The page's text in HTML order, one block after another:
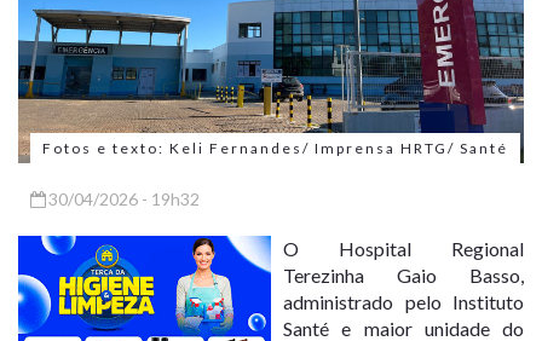
Fotos e texto: Keli Fernandes/ Imprensa HRTG/ Santé
30/04/2026 - 19h32
O Hospital Regional
Terezinha Gaio Basso,
administrado pelo Instituto
Santé e maior unidade do